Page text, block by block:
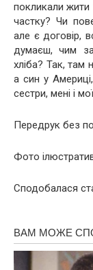
покликали
частку? Чи
але є договір,
думаєш, чим
хліба? Так, там
а син у
сестри, мені і
Передрук без
Фото
Сподобалася